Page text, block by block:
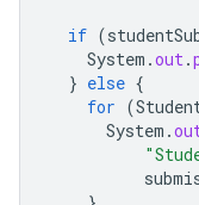
if (
System .out.
} else {
for (
System .